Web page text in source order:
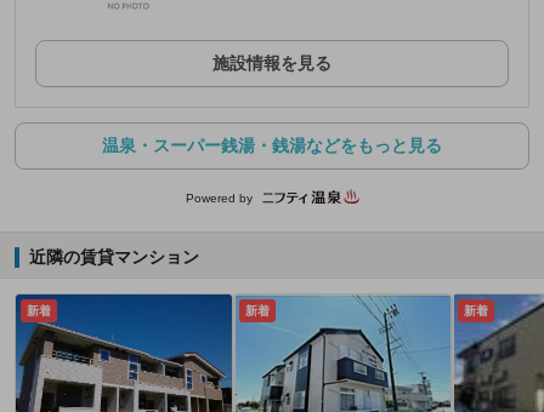
施設情報を見る
温泉・スーパー銭湯・銭湯などをもっと見る
Powered by
近隣の賃貸マンション
新着 新着 新着